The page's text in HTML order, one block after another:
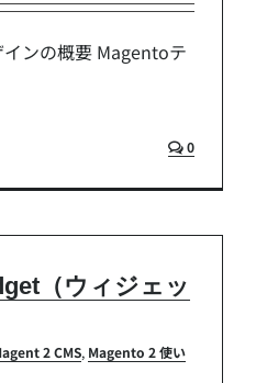
ンの概要 Magentoテ
0
（ウィジェッ
2 CMS, Magento 2 使い